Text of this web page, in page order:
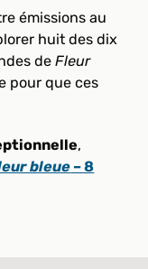
émissions au
huit des dix
deFleur
pour que ces
,
bleue – 8